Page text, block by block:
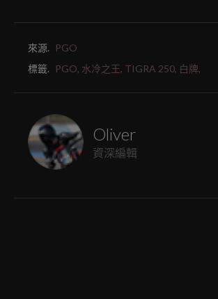
來源.
PGO
標籤.
PGO, 水冷之王, TIGRA 250, 白牌,
Oliver
資深編輯